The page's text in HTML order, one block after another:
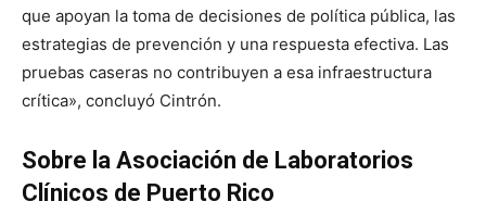
que apoyan la toma de decisiones de política pública, las
estrategias de prevención y una respuesta efectiva. Las
pruebas caseras no contribuyen a esa infraestructura
crítica», concluyó Cintrón.
Sobre la Asociación de Laboratorios
Clínicos de Puerto Rico